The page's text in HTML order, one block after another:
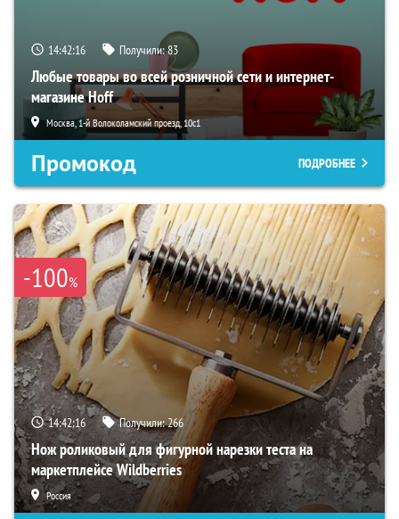
14:42:15 Получили:83
Любые товары во всей розничной сети и интернет-
магазине Hoff
Москва, 1-й Волоколамский проезд, 10с1
Промокод ПОДРОБНЕЕ
-100%
14:42:15 Получили:266
Нож роликовый для фигурной нарезки теста на
маркетплейсе Wildberries
Россия